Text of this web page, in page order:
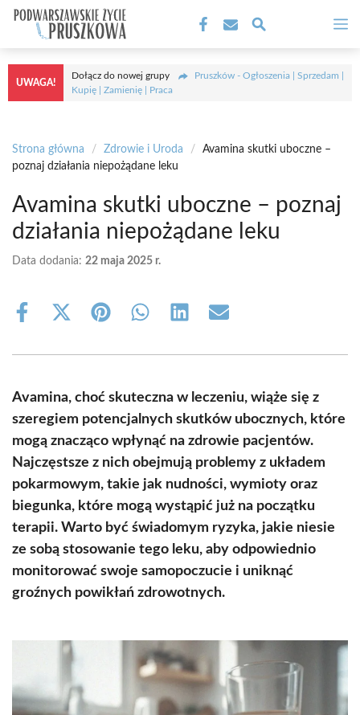
Przejdź
treści
UWAGA!
Dołącz do nowej grupy
Pruszków - Ogłoszenia | Sprzedam |
Kupię | Zamienię | Praca
Strona główna / Zdrowie i Uroda /
Avamina skutki uboczne –
poznaj działania niepożądane leku
Avamina skutki uboczne – poznaj
działania niepożądane leku
Data dodania: 22 maja 2025 r.
Share
Share
(Twitter)
Share Share Share Share
Avamina, choć skuteczna w leczeniu, wiąże się z
szeregiem potencjalnych skutków ubocznych, które
mogą znacząco wpłynąć na zdrowie pacjentów.
Najczęstsze z nich obejmują problemy z układem
pokarmowym, takie jak nudności, wymioty oraz
biegunka, które mogą wystąpić już na początku
terapii. Warto być świadomym ryzyka, jakie niesie
ze sobą stosowanie tego leku, aby odpowiednio
monitorować swoje samopoczucie i uniknąć
groźnych powikłań zdrowotnych.